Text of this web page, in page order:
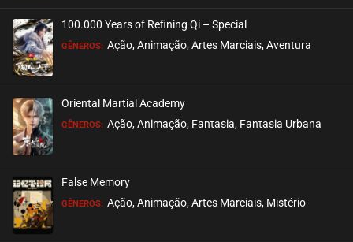
100.000 Years of Refining Qi – Special
GÊNEROS: Ação, Animação, Artes Marciais, Aventura
Oriental Martial Academy
GÊNEROS: Ação, Animação, Fantasia, Fantasia Urbana
False Memory
GÊNEROS: Ação, Animação, Artes Marciais, Mistério